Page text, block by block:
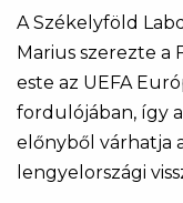
A Székelyföld
Marius szerezte a
este az UEFA
fordulójában, így
előnyből várhatja
lengyelországi